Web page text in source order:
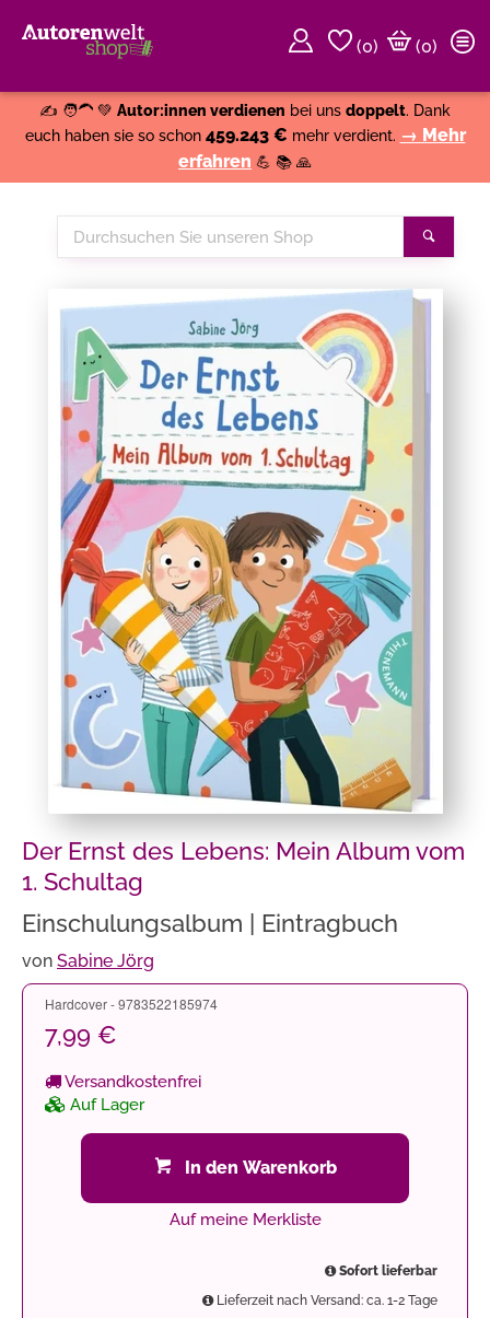
(0)
(0)
✍️ 🧑‍🦱 💚 Autor:innen verdienen bei uns doppelt. Dank
euch haben sie so schon 459.243 € mehr verdient. → Mehr
erfahren 💪 📚 🙏
Durchsuchen
Sie
Shop
Der Ernst des Lebens: Mein Album vom
1. Schultag
Einschulungsalbum | Eintragbuch
von Sabine Jörg
Hardcover - 9783522185974
7,99 €
Versandkostenfrei
Auf Lager
In den Warenkorb
Auf meine Merkliste
Sofort lieferbar
Lieferzeit nach Versand: ca. 1-2 Tage